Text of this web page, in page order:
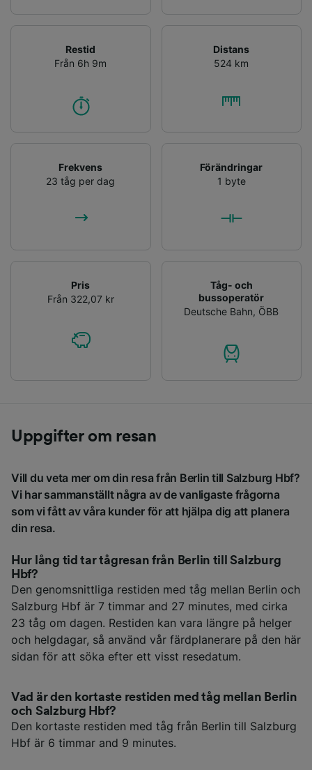
Restid
Från 6h 9m
Distans
524 km
Frekvens
23 tåg per dag
Förändringar
1 byte
Pris
Från 322,07 kr
Tåg- och
bussoperatör
Deutsche Bahn, ÖBB
Uppgifter om resan
Vill du veta mer om din resa från Berlin till Salzburg Hbf?
Vi har sammanställt några av de vanligaste frågorna
som vi fått av våra kunder för att hjälpa dig att planera
din resa.
Hur lång tid tar tågresan från Berlin till Salzburg
Hbf?
Den genomsnittliga restiden med tåg mellan Berlin och
Salzburg Hbf är 7 timmar and 27 minutes, med cirka
23 tåg om dagen. Restiden kan vara längre på helger
och helgdagar, så använd vår färdplanerare på den här
sidan för att söka efter ett visst resedatum.
Vad är den kortaste restiden med tåg mellan Berlin
och Salzburg Hbf?
Den kortaste restiden med tåg från Berlin till Salzburg
Hbf är 6 timmar and 9 minutes.